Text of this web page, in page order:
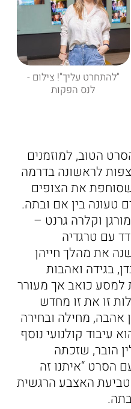
"להתחרט עליך"! צילום -
לנס הפקות
הטוב, למוזמנים
לראשונה בדרמה
את הצופים
טעונה בין אם ובתה.
וקלרה גרנט –
עם טרגדיה
את מהלך חייהן
בגידה ואהבות
למסע כואב אך מעורר
זו את זו מחדש
אהבה, מחילה ובחירה
עיבוד קולנועי נוסף
הובר, שזכתה
הסרט “איתנו זה
האצבע הרגשית